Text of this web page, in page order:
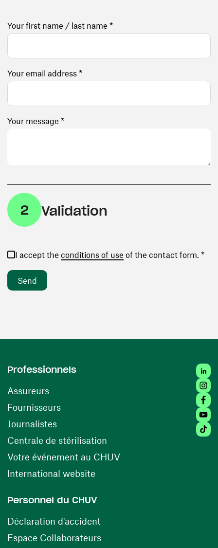
Your first name / last name *
Your email address *
Your message *
2 Validation
I accept the conditions of use (opens in a new window)
of the contact form. *
Professionnels
Assureurs
Fournisseurs(opens in a new window)
Journalistes
Centrale de stérilisation (opens in a new window)
Votre événement au CHUV(opens in a new
International website
Personnel du CHUV
Déclaration d'accident
Espace Collaborateurs(opens in a new window)